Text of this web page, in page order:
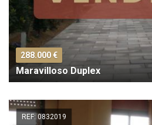
288.000 €
Maravilloso Duplex
REF: 0832019